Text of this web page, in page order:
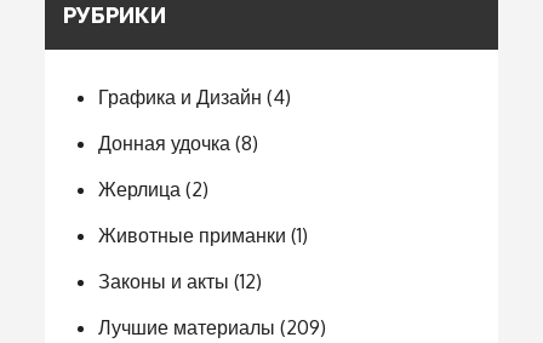
РУБРИКИ
Графика и Дизайн (4)
Донная удочка (8)
Жерлица (2)
Животные приманки (1)
Законы и акты (12)
Лучшие материалы (209)